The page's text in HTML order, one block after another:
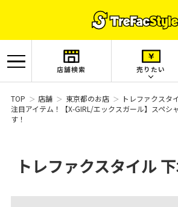
店舗検索 売りたい
TOP 店舗 東京都のお店
トレファクスタ
注目アイテム！【X-GIRL/エックスガール】スペシ
す！
トレファクスタイル